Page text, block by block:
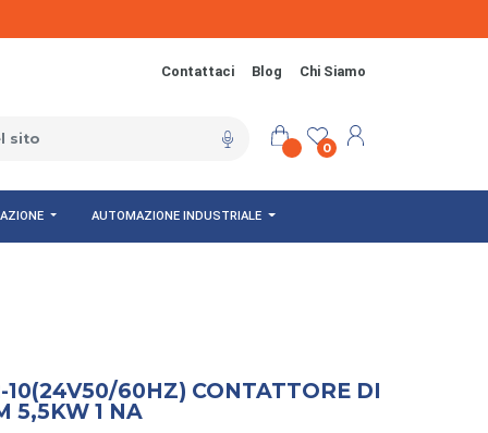
Contattaci Blog Chi Siamo
0
AUTOMAZIONE INDUSTRIALE
10(24V50/60HZ) CONTATTORE DI
5,5KW 1 NA